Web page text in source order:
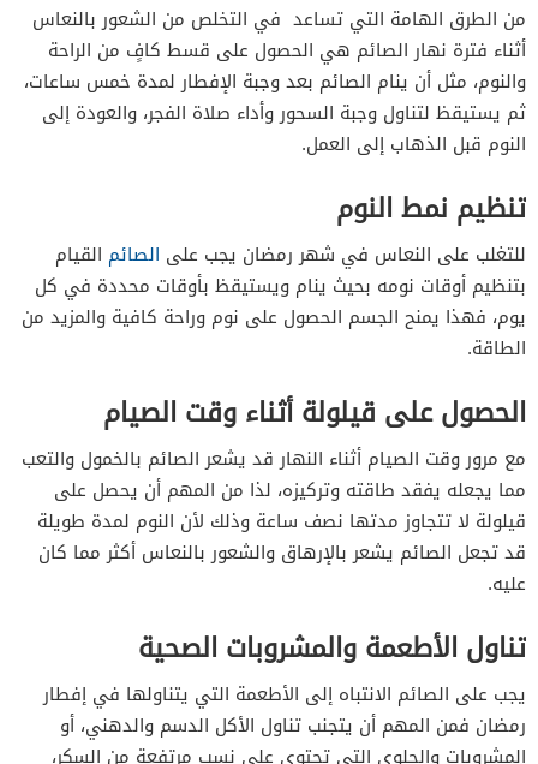
من الطرق الهامة التي تساعد في التخلص من الشعور بالنعاس
أثناء فترة نهار الصائم هي الحصول على قسط كافٍ من الراحة
والنوم، مثل أن ينام الصائم بعد وجبة الإفطار لمدة خمس ساعات،
ثم يستيقظ لتناول وجبة السحور وأداء صلاة الفجر، والعودة إلى
النوم قبل الذهاب إلى العمل.
تنظيم نمط النوم
للتغلب على النعاس في شهر رمضان يجب على الصائم القيام
بتنظيم أوقات نومه بحيث ينام ويستيقظ بأوقات محددة في كل
يوم، فهذا يمنح الجسم الحصول على نوم وراحة كافية والمزيد من
الطاقة.
الحصول على قيلولة أثناء وقت الصيام
مع مرور وقت الصيام أثناء النهار قد يشعر الصائم بالخمول والتعب
مما يجعله يفقد طاقته وتركيزه، لذا من المهم أن يحصل على
قيلولة لا تتجاوز مدتها نصف ساعة وذلك لأن النوم لمدة طويلة
قد تجعل الصائم يشعر بالإرهاق والشعور بالنعاس أكثر مما كان
عليه.
تناول الأطعمة والمشروبات الصحية
يجب على الصائم الانتباه إلى الأطعمة التي يتناولها في إفطار
رمضان فمن المهم أن يتجنب تناول الأكل الدسم والدهني، أو
المشروبات والحلوى التي تحتوي على نسب مرتفعة من السكر،